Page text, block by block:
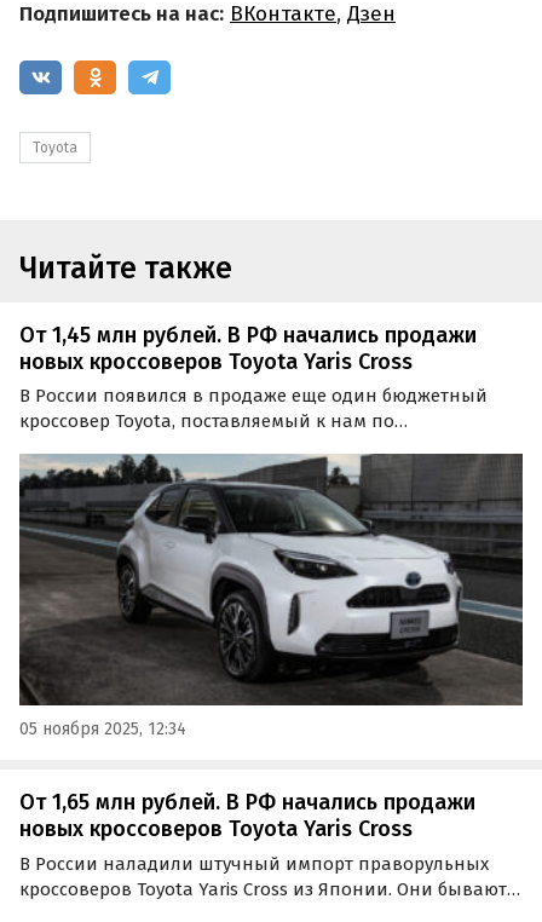
Подпишитесь на нас: ВКонтакте, Дзен
Toyota
Читайте также
От 1,45 млн рублей. В РФ начались продажи
новых кроссоверов Toyota Yaris Cross
В России появился в продаже еще один бюджетный
кроссовер Toyota, поставляемый к нам по
стоящей на одном из сайтов объявлений минимум 1
450 000 рублей, сообщает портал «Автоновости дня».
05 ноября 2025, 12:34
От 1,65 млн рублей. В РФ начались продажи
новых кроссоверов Toyota Yaris Cross
В России наладили штучный импорт праворульных
кроссоверов Toyota Yaris Cross из Японии. Они бывают